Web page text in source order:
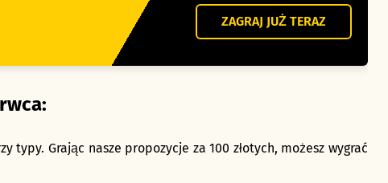
ZAGRAJ JUŻ TERAZ
typy. Grając nasze propozycje za 100 złotych, możesz wygrać